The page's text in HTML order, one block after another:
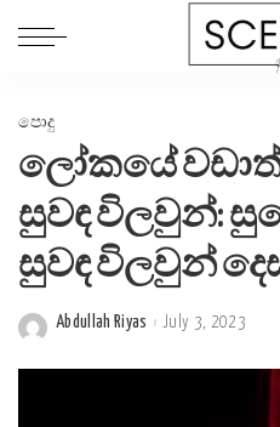
පොදු
ලෝකයේ
සුවඳ විලවුන්:
සුවඳ විලවුන්
Posted
Abdullah Riyas July 3, 2023